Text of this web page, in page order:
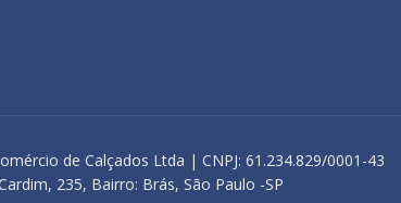
de Calçados Ltda | CNPJ: 61.234.829/0001-43
235, Bairro: Brás, São Paulo -SP